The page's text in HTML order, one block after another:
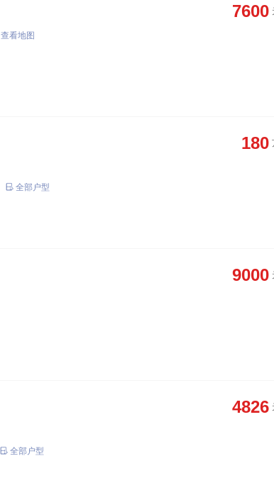
7600
查看地图
180
全部户型
9000
4826
全部户型